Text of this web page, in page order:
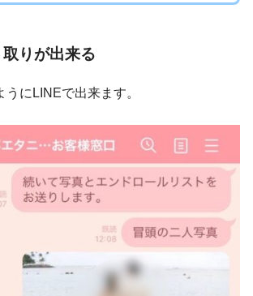
りが出来る
にLINEで出来ます。